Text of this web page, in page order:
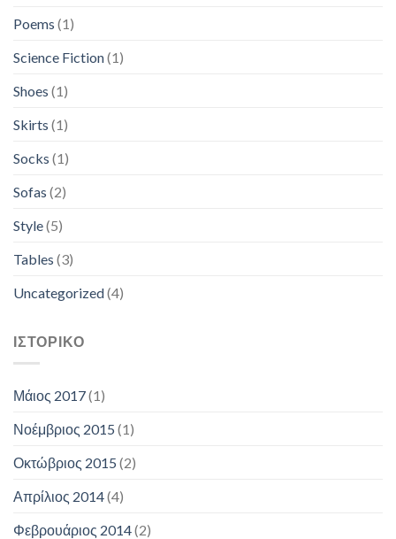
Poems (1)
Science Fiction(1)
Shoes (1)
Skirts (1)
Socks (1)
Sofas (2)
Style(5)
Tables (3)
Uncategorized(4)
ΙΣΤΟΡΙΚΌ
Μάιος 2017(1)
Νοέμβριος 2015 (1)
Οκτώβριος 2015 (2)
Απρίλιος 2014(4)
Φεβρουάριος 2014(2)